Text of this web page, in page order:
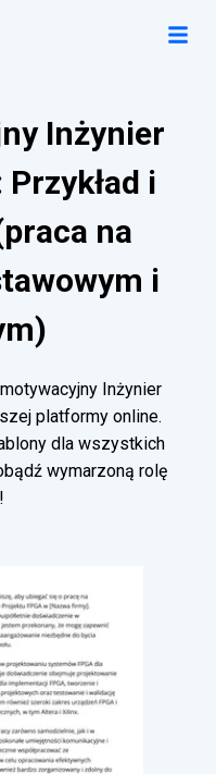
Inżynier
i
na
i
Inżynier
platformy online.
dla wszystkich
wymarzoną rolę